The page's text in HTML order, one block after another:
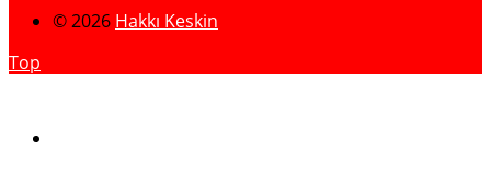
© 2026 Hakkı Keskin
Top